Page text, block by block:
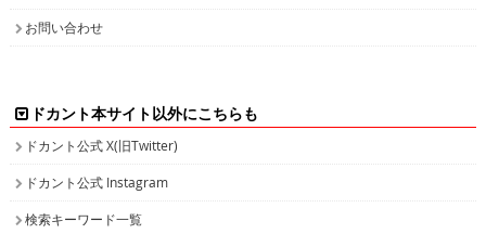
お問い合わせ
ドカント本サイト以外にこちらも
ドカント公式 X(旧Twitter)
ドカント公式 Instagram
検索キーワード一覧